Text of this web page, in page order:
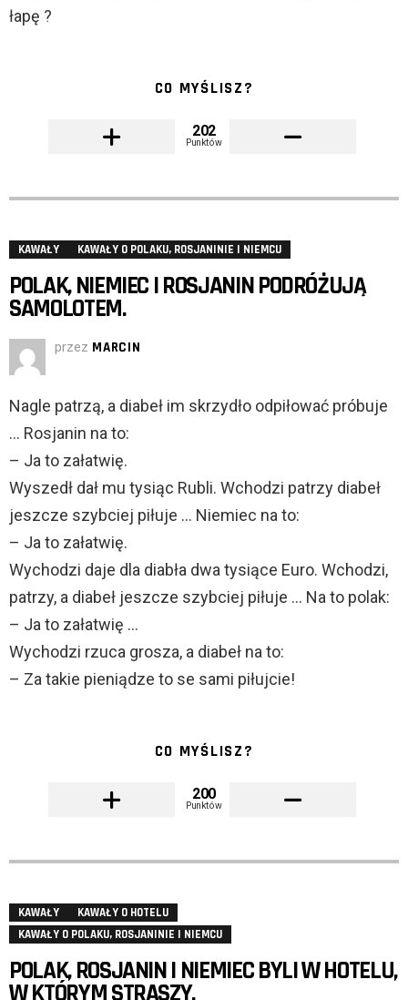
łapę ?
CO MYŚLISZ?
202
Punktów
KAWAŁY KAWAŁY O POLAKU, ROSJANINIE I NIEMCU
POLAK, NIEMIEC I ROSJANIN PODRÓŻUJĄ
SAMOLOTEM.
przez MARCIN
Nagle patrzą, a diabeł im skrzydło odpiłować próbuje
… Rosjanin na to:
– Ja to załatwię.
Wyszedł dał mu tysiąc Rubli. Wchodzi patrzy diabeł
jeszcze szybciej piłuje … Niemiec na to:
– Ja to załatwię.
Wychodzi daje dla diabła dwa tysiące Euro. Wchodzi,
patrzy, a diabeł jeszcze szybciej piłuje … Na to polak:
– Ja to załatwię …
Wychodzi rzuca grosza, a diabeł na to:
– Za takie pieniądze to se sami piłujcie!
CO MYŚLISZ?
200
Punktów
KAWAŁY
KAWAŁY O HOTELU
KAWAŁY O POLAKU, ROSJANINIE I NIEMCU
POLAK, ROSJANIN I NIEMIEC BYLI W HOTELU,
W KTÓRYM STRASZY.